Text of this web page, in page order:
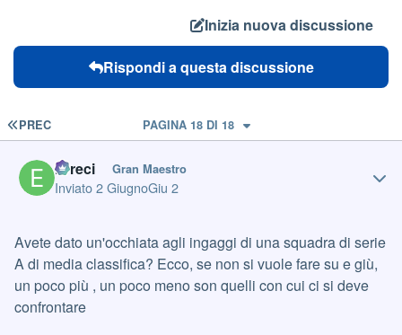
Inizia nuova discussione
Rispondi a questa discussione
PRIMA PAGINA
PREC PAGINA 18 DI 18
Erreci Gran Maestro
Inviato2 GiugnoGiu 2
Avete dato un'occhiata agli ingaggi di una squadra di serie
A di media classifica? Ecco, se non si vuole fare su e giù,
un poco più , un poco meno son quelli con cui ci si deve
confrontare